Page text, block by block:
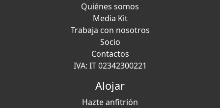
Quiénes somos
Media Kit
Trabaja con nosotros
Socio
Contactos
IVA: IT 02342300221
Alojar
Hazte anfitrión